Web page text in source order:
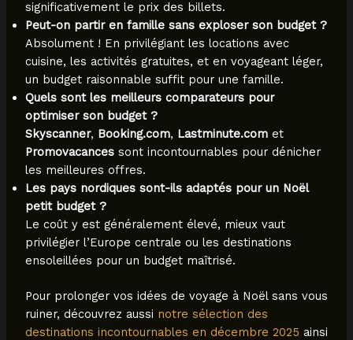
significativement le prix des billets.
Peut-on partir en famille sans exploser son budget ?
Absolument ! En privilégiant les locations avec
cuisine, les activités gratuites, et en voyageant léger,
un budget raisonnable suffit pour une famille.
Quels sont les meilleurs comparateurs pour
optimiser son budget ?
Skyscanner, Booking.com, Lastminute.comet
Promovacancessont incontournables pour dénicher
les meilleures offres.
Les pays nordiques sont-ils adaptés pour un Noël
petit budget ?
Le coût y est généralement élevé, mieux vaut
privilégier l’Europe centrale ou les destinations
ensoleillées pour un budget maîtrisé.
Pour prolonger vos idées de voyage à Noël sans vous
ruiner, découvrez aussi notre sélection des
destinations incontournables en décembre 2025 ainsi